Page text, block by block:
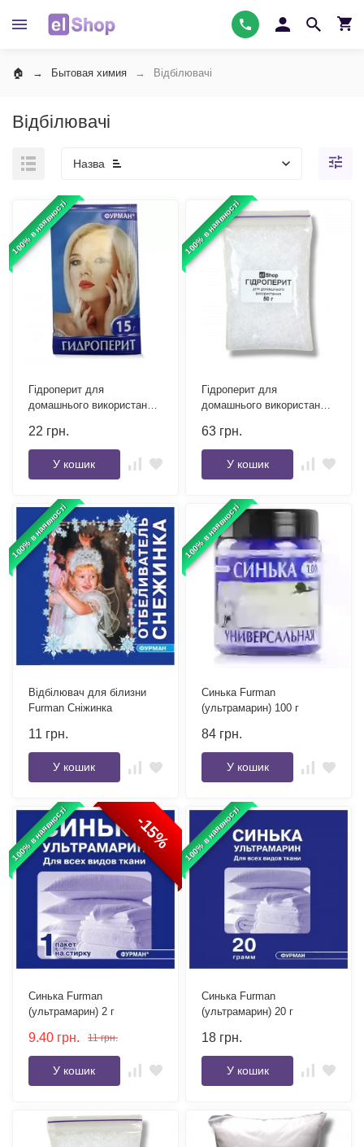
Бытовая химия Відбілювачі
Відбілювачі
Назва
100% в наявності
Гідроперит для
домашнього використання
22 грн.
У кошик
100% в наявності
Гідроперит для
домашнього використання
63 грн.
У кошик
100% в наявності
Відбілювач для білизни
Furman Сніжинка
11 грн.
У кошик
100% в наявності
Синька Furman
(ультрамарин) 100 г
84 грн.
У кошик
100% в наявності -15%
Синька Furman
(ультрамарин) 2 г
9.40 грн. 11 грн.
У кошик
100% в наявності
Синька Furman
(ультрамарин) 20 г
18 грн.
У кошик